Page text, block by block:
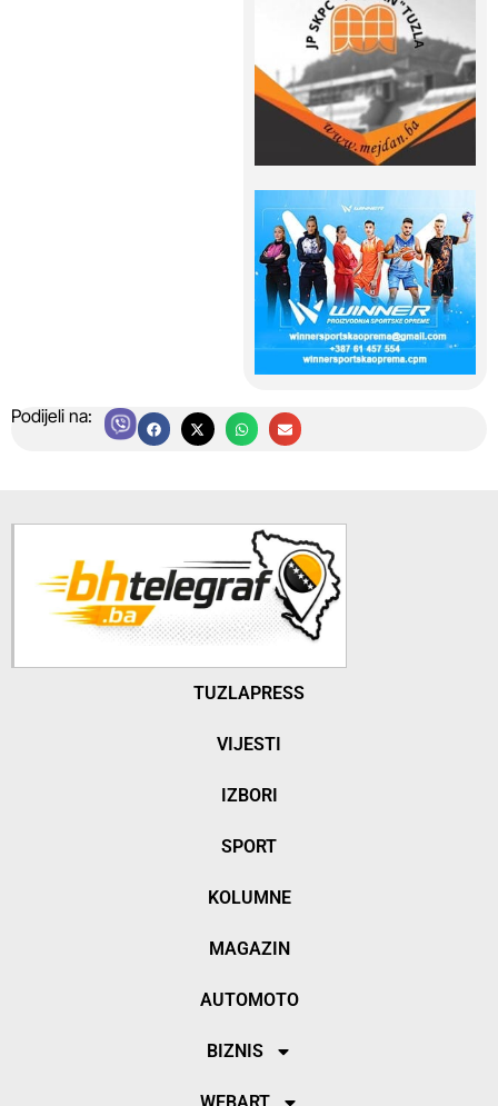
Podijeli na:
TUZLAPRESS
VIJESTI
IZBORI
SPORT
KOLUMNE
MAGAZIN
AUTOMOTO
BIZNIS
WEBART